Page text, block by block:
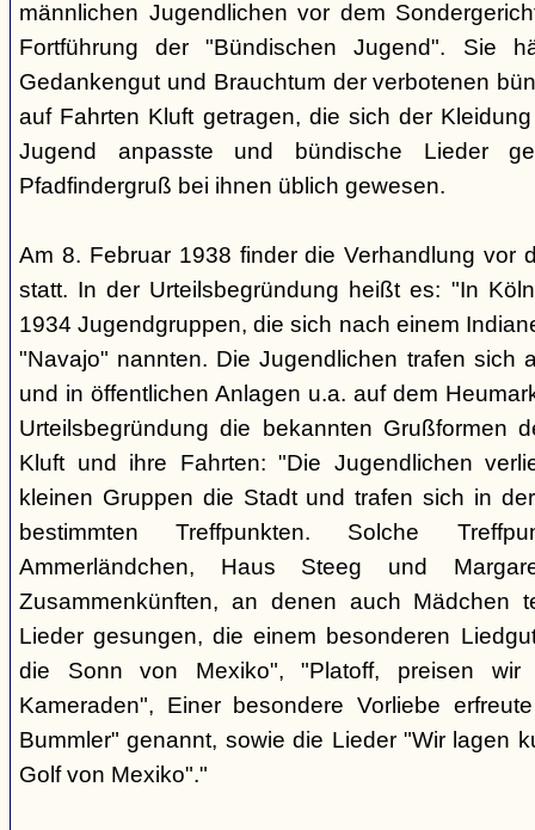
männlichen Jugendlichen vor dem
Fortführung der "Bündischen Jugend". Sie
Gedankengut und Brauchtum der verbotenen
auf Fahrten Kluft getragen, die sich der
Jugend anpasste und bündische Lieder
Pfadfindergruß bei ihnen üblich gewesen.
Am 8. Februar 1938 finder die Verhandlung vor
statt. In der Urteilsbegründung heißt es: "In
1934 Jugendgruppen, die sich nach einem
"Navajo" nannten. Die Jugendlichen trafen sich
und in öffentlichen Anlagen u.a. auf dem
Urteilsbegründung die bekannten Grußformen
Kluft und ihre Fahrten: "Die Jugendlichen
kleinen Gruppen die Stadt und trafen sich in
bestimmten Treffpunkten. Solche
Ammerländchen, Haus Steeg und
Zusammenkünften, an denen auch Mädchen
Lieder gesungen, die einem besonderen
die Sonn von Mexiko", "Platoff, preisen
Kameraden", Einer besondere Vorliebe
Bummler" genannt, sowie die Lieder "Wir lagen
Golf von Mexiko"."